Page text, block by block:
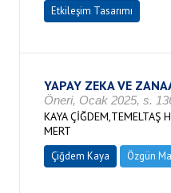
Etkileşim Tasarımı
YAPAY ZEKA VE
Öneri, Ocak 2025, s.
KAYA ÇİĞDEM,TEMELTAŞ
MERT
Çiğdem Kaya Özgün